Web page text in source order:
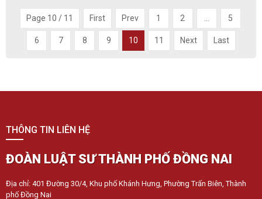
Page 10 / 11 First Prev 1 2 ... 5
6 7 8 9 10 11 Next Last
THÔNG TIN LIÊN HỆ
ĐOÀN LUẬT SƯ THÀNH PHỐ ĐỒNG NAI
Địa chỉ: 401 Đường 30/4, Khu phố Khánh Hưng, Phường Trấn Biên, Thành
phố Đồng Nai